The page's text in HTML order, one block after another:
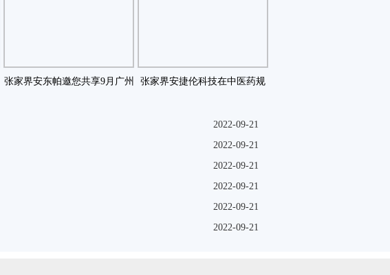
张家界安东帕邀您共享9月广州 张家界安捷伦科技在中医药规
2022-09-21
2022-09-21
2022-09-21
2022-09-21
2022-09-21
2022-09-21